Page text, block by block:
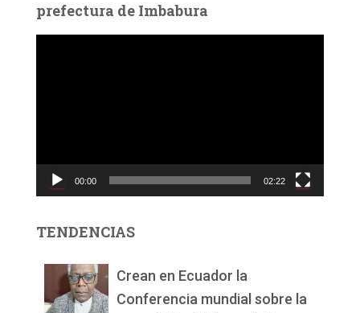
prefectura de Imbabura
c
d
00:00 02:22
TENDENCIAS
Crean en Ecuador la
Conferencia mundial sobre la